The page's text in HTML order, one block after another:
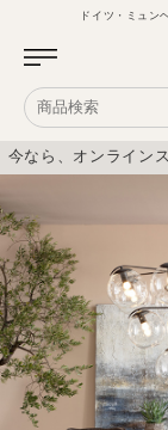
ドイツ・ミュン
今なら、オンライン